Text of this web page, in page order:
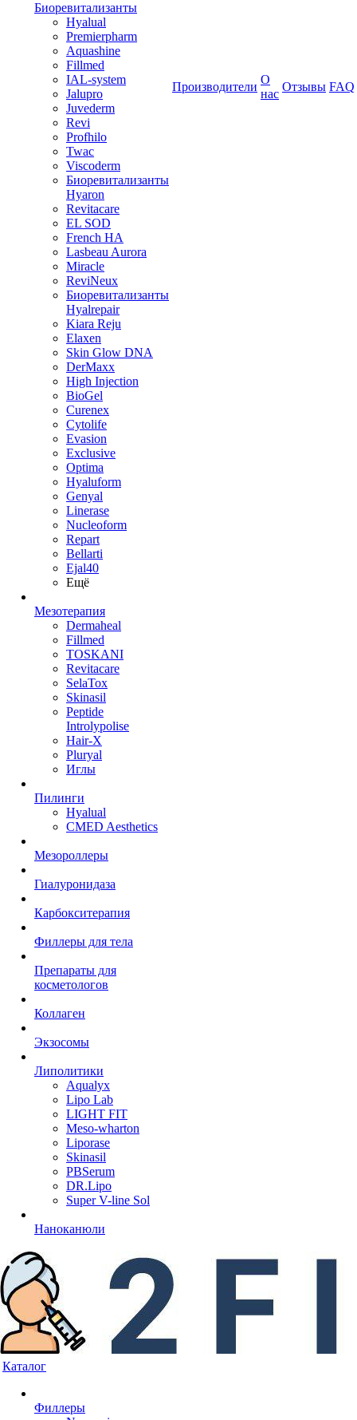
Биоревитализанты
Hyalual
Premierpharm
Aquashine
Fillmed
IAL-system
Jalupro
Juvederm
Revi
Profhilo
Twac
Viscoderm
Биоревитализанты
Hyaron
Revitacare
EL SOD
French HA
Lasbeau Aurora
Miracle
ReviNeux
Биоревитализанты
Hyalrepair
Kiara Reju
Elaxen
Skin Glow DNA
DerMaxx
High Injection
BioGel
Curenex
Cytolife
Evasion
Exclusive
Optima
Hyaluform
Genyal
Linerase
Nucleoform
Repart
Bellarti
Ejal40
Ещё
Мезотерапия
Dermaheal
Fillmed
TOSKANI
Revitacare
SelaTox
Skinasil
Peptide
Introlypolise
Hair-X
Pluryal
Иглы
Пилинги
Hyalual
CMED Aesthetics
Мезороллеры
Гиалуронидаза
Карбокситерапия
Филлеры для тела
Препараты для
косметологов
Коллаген
Экзосомы
Липолитики
Aqualyx
Lipo Lab
LIGHT FIT
Meso-wharton
Liporase
Skinasil
PBSerum
DR.Lipo
Super V-line Sol
Наноканюли
Производители
О
нас
Отзывы FAQ
Каталог
Филлеры